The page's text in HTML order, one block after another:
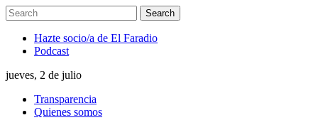
Hazte socio/a de El Faradio
Podcast
jueves, 2 de julio
Transparencia
Quienes somos